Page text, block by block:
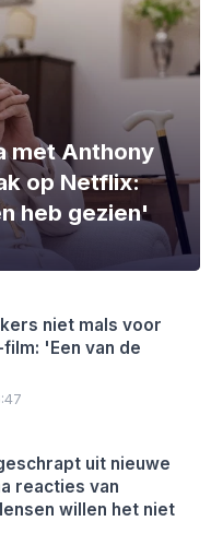
met Anthony
op Netflix:
heb gezien'
niet mals voor
'Een van de
uit nieuwe
reacties van
willen het niet